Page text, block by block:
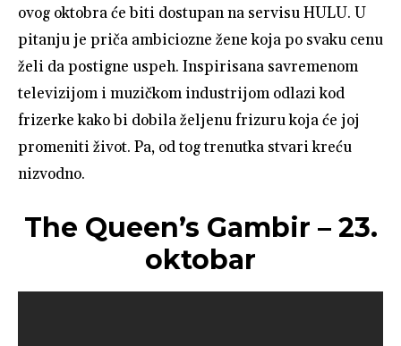
ovog oktobra će biti dostupan na servisu HULU. U
pitanju je priča ambiciozne žene koja po svaku cenu
želi da postigne uspeh. Inspirisana savremenom
televizijom i muzičkom industrijom odlazi kod
frizerke kako bi dobila željenu frizuru koja će joj
promeniti život. Pa, od tog trenutka stvari kreću
nizvodno.
The Queen’s Gambir – 23.
oktobar